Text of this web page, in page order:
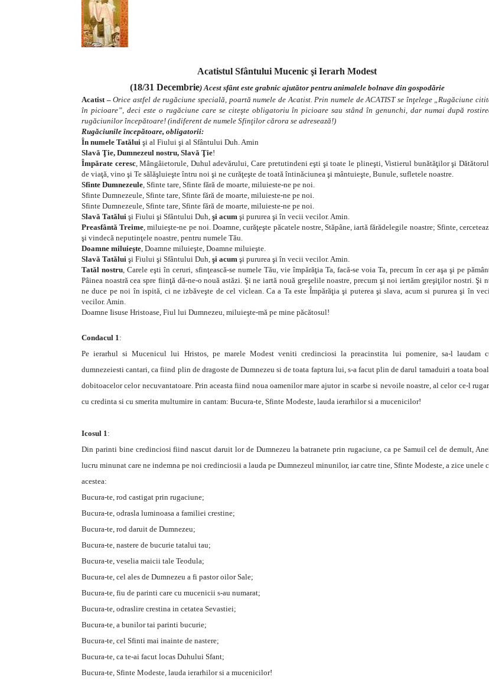
Acatistul Sfântului Mucenic şi Ierarh Modest
(18/31 Decembrie) Acest sfânt este grabnic ajutător pentru animalele bolnave din gospodărie
Acatist – Orice astfel de rugăciune specială, poartă numele de Acatist. Prin numele de ACATIST se înţelege „Rugăciune
în picioare”, deci este o rugăciune care se citeşte obligatoriu în picioare sau stând în genunchi, dar numai după
rugăciunilor începătoare! (indiferent de numele Sfinţilor cărora se adresează!)
Rugăciunile începătoare, obligatorii:
În numele Tatălui şi al Fiului şi al Sfântului Duh. Amin
Slavă Ţie, Dumnezeul nostru, Slavă Ţie!
Împărate ceresc, Mângâietorule, Duhul adevărului, Care pretutindeni eşti şi toate le plineşti, Vistierul bunătăţilor şi
de viaţă, vino şi Te sălăşluieşte întru noi şi ne curăţeşte de toată întinăciunea şi mântuieşte, Bunule, sufletele noastre.
Sfinte Dumnezeule, Sfinte tare, Sfinte fără de moarte, miluieste-ne pe noi.
Sfinte Dumnezeule, Sfinte tare, Sfinte fără de moarte, miluieste-ne pe noi.
Sfinte Dumnezeule, Sfinte tare, Sfinte fără de moarte, miluieste-ne pe noi.
Slavă Tatălui şi Fiului şi Sfântului Duh, şi acum şi pururea şi în vecii vecilor. Amin.
Preasfântă Treime, miluieşte-ne pe noi. Doamne, curăţeşte păcatele nostre, Stăpâne, iartă fărădelegile noastre; Sfinte,
şi vindecă neputinţele noastre, pentru numele Tău.
Doamne miluieşte, Doamne miluieşte, Doamne miluieşte.
Slavă Tatălui şi Fiului şi Sfântului Duh, şi acum şi pururea şi în vecii vecilor. Amin.
Tatăl nostru, Carele eşti în ceruri, sfinţească-se numele Tău, vie împărăţia Ta, facă-se voia Ta, precum în cer aşa şi pe
Pâinea noastră cea spre fiinţă dă-ne-o nouă astăzi. Şi ne iartă nouă greşelile noastre, precum şi noi iertăm greşiţilor nostri. Şi
ne duce pe noi în ispită, ci ne izbăveşte de cel viclean. Ca a Ta este Împărăţia şi puterea şi slava, acum si pururea şi în
vecilor. Amin.
Doamne Iisuse Hristoase, Fiul lui Dumnezeu, miluieşte-mă pe mine păcătosul!
Condacul 1:
Pe ierarhul si Mucenicul lui Hristos, pe marele Modest veniti credinciosi la preacinstita lui pomenire, sa-l laudam
dumnezeiesti cantari, ca fiind plin de dragoste de Dumnezeu si de toata faptura lui, s-a facut plin de darul tamaduiri a toata
dobitoacelor celor necuvantatoare. Prin aceasta fiind noua oamenilor mare ajutor in scarbe si nevoile noastre, al celor ce-l
cu credinta si cu smerita multumire in cantam: Bucura-te, Sfinte Modeste, lauda ierarhilor si a mucenicilor!
Icosul 1:
Din parinti bine credinciosi fiind nascut daruit lor de Dumnezeu la batranete prin rugaciune, ca pe Samuil cel de demult,
lucru minunat care ne indemna pe noi credinciosii a lauda pe Dumnezeul minunilor, iar catre tine, Sfinte Modeste, a zice unele
acestea:
Bucura-te, rod castigat prin rugaciune;
Bucura-te, odrasla luminoasa a familiei crestine;
Bucura-te, rod daruit de Dumnezeu;
Bucura-te, nastere de bucurie tatalui tau;
Bucura-te, veselia maicii tale Teodula;
Bucura-te, cel ales de Dumnezeu a fi pastor oilor Sale;
Bucura-te, fiu de parinti care cu mucenicii s-au numarat;
Bucura-te, odraslire crestina in cetatea Sevastiei;
Bucura-te, a bunilor tai parinti bucurie;
Bucura-te, cel Sfinti mai inainte de nastere;
Bucura-te, ca te-ai facut locas Duhului Sfant;
Bucura-te, Sfinte Modeste, lauda ierarhilor si a mucenicilor!